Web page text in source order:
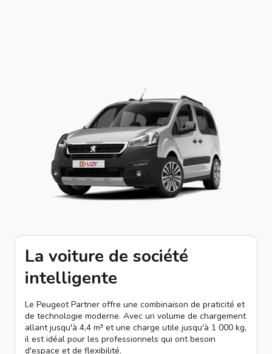
La voiture de société
intelligente
Le Peugeot Partner offre une combinaison de praticité et
de technologie moderne. Avec un volume de chargement
allant jusqu'à 4,4 m³ et une charge utile jusqu'à 1 000 kg,
il est idéal pour les professionnels qui ont besoin
d'espace et de flexibilité.